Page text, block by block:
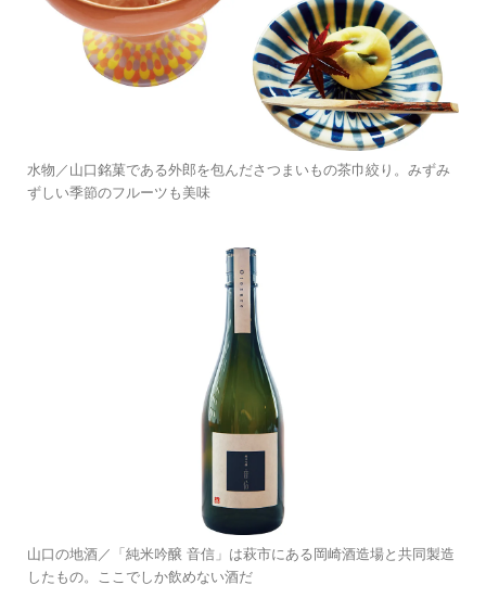
水物／山口銘菓である外郎を包んださつまいもの茶巾絞り。みずみ
ずしい季節のフルーツも美味
山口の地酒／「純米吟醸 音信」は萩市にある岡崎酒造場と共同製造
したもの。ここでしか飲めない酒だ